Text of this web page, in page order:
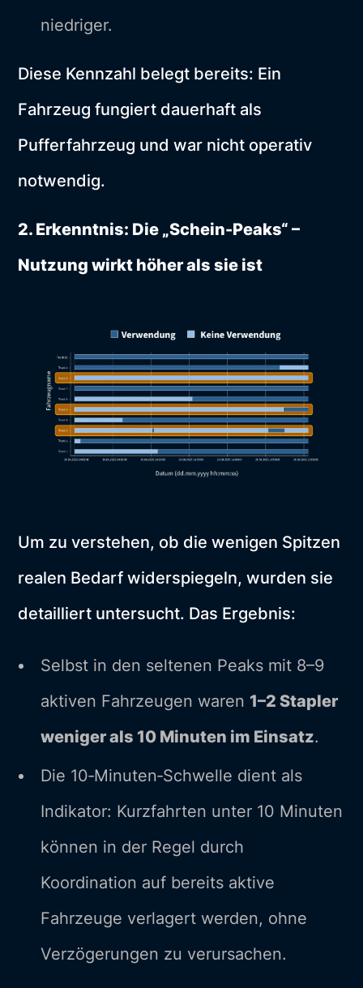
niedriger.
Diese Kennzahl belegt bereits: Ein
Fahrzeug fungiert dauerhaft als
Pufferfahrzeug und war nicht operativ
notwendig.
2. Erkenntnis: Die „Schein-Peaks“ –
Nutzung wirkt höher als sie ist
Um zu verstehen, ob die wenigen Spitzen
realen Bedarf widerspiegeln, wurden sie
detailliert untersucht. Das Ergebnis:
Selbst in den seltenen Peaks mit 8–9
aktiven Fahrzeugen waren 1–2 Stapler
weniger als 10 Minuten im Einsatz.
Die 10‑Minuten‑Schwelle dient als
Indikator: Kurzfahrten unter 10 Minuten
können in der Regel durch
Koordination auf bereits aktive
Fahrzeuge verlagert werden, ohne
Verzögerungen zu verursachen.